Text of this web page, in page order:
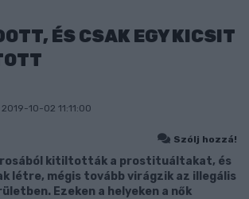
ÉS CSAK EGY KICSIT
2019-10-02 11:11:00
Szólj hozzá!
kitiltották a prostituáltakat, és
létre, mégis tovább virágzik az illegális
Ezeken a helyeken a nők